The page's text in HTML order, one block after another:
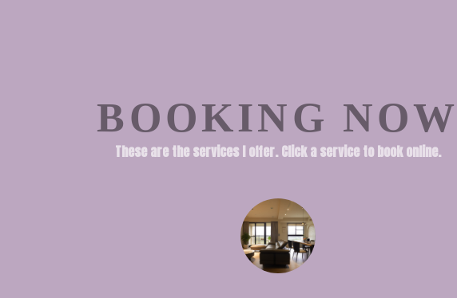
BOOKING
These are the services I offer. Click a service to book online.